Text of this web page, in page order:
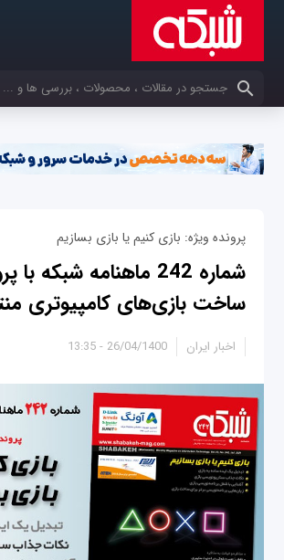
کلمات کلیدی خود را وارد کنید
پرونده ویژه: بازی کنیم یا بازی بسازیم
شماره 242 ماهنامه شبکه
ساخت بازی‌های کامپیوتری
26/04/1400 - 13:35 اخبار ایران